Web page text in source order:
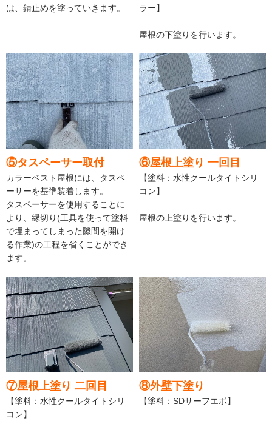
は、錆止めを塗っていきます。 ラー】
屋根の下塗りを行います。
⑤タスペーサー取付
カラーベスト屋根には、タスペ
ーサーを基準装着します。
タスペーサーを使用することに
より、縁切り(工具を使って塗料
で埋まってしまった隙間を開け
る作業)の工程を省くことができ
ます。
⑥屋根上塗り 一回目
【塗料：水性クールタイトシリ
コン】
屋根の上塗りを行います。
⑦屋根上塗り 二回目
【塗料：水性クールタイトシリ
コン】
⑧外壁下塗り
【塗料：SDサーフエポ】